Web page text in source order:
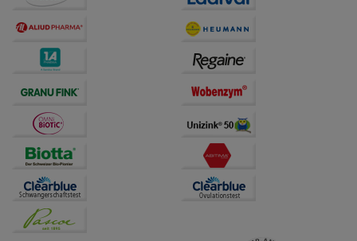
Hierüber lassen sich
Informationen über die Art und Weise der Nutzung
unserer Website sammeln, mit deren Hilfe wir unsere
Website weiter für Sie optimieren können, den Inhalt
Drittseiten möglichst relevant für Sie zu gestalten.
Dritte wie z.B. Google oder soziale Medien
übertragen werden.